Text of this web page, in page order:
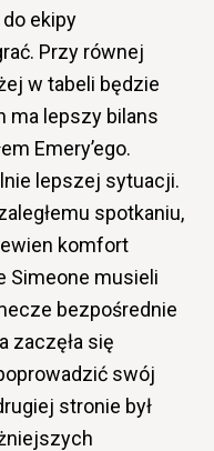
ekipy
Przy równej
w tabeli będzie
ma lepszy bilans
Emery’ego.
lepszej sytuacji.
spotkaniu,
komfort
Simeone musieli
bezpośrednie
zaczęła się
swój
stronie był